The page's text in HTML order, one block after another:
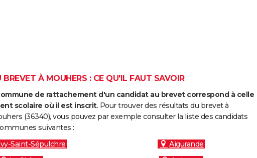
BREVET À MOUHERS : CE QU'IL FAUT SAVOIR
de rattachement d'un candidat au brevet correspond à celle
scolaire où il est inscrit. Pour trouver des résultats du brevet à
(36340), vous pouvez par exemple consulter la liste des candidats
suivantes :
Saint-Sépulchre
Aigurande